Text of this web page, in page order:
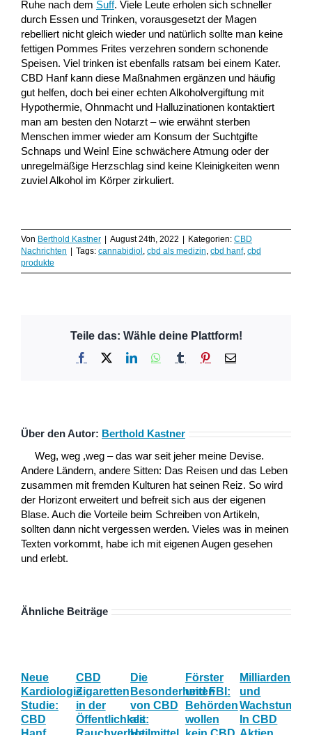
Ruhe nach dem Suff. Viele Leute erholen sich schneller
durch Essen und Trinken, vorausgesetzt der Magen
rebelliert nicht gleich wieder und natürlich sollte man keine
fettigen Pommes Frites verzehren sondern schonende
Speisen. Viel trinken ist ebenfalls ratsam bei einem Kater.
CBD Hanf kann diese Maßnahmen ergänzen und häufig
gut helfen, doch bei einer echten Alkoholvergiftung mit
Hypothermie, Ohnmacht und Halluzinationen kontaktiert
man am besten den Notarzt – wie erwähnt sterben
Menschen immer wieder am Konsum der Suchtgifte
Schnaps und Wein! Eine schwächere Atmung oder der
unregelmäßige Herzschlag sind keine Kleinigkeiten wenn
zuviel Alkohol im Körper zirkuliert.
Von Berthold Kastner August 24th, 2022 Kategorien: CBD
Nachrichten
Tags: cannabidiol , cbd als medizin, cbd hanf, cbd
produkte
Teile das: Wähle deine Plattform!
Facebook LinkedInWhatsApp
Tumblr Pinterest
E-
Über den Autor: Berthold Kastner
Weg, weg ,weg – das war seit jeher meine Devise.
Andere Ländern, andere Sitten: Das Reisen und das Leben
zusammen mit fremden Kulturen hat seinen Reiz. So wird
der Horizont erweitert und befreit sich aus der eigenen
Blase. Auch die Vorteile beim Schreiben von Artikeln,
sollten dann nicht vergessen werden. Vieles was in meinen
Texten vorkommt, habe ich mit eigenen Augen gesehen
und erlebt.
Ähnliche Beiträge
Neue
Kardiologie
Studie:
CBD
CBD
Zigaretten
in der
Öffentlichkeit:
Die
Besonderheiten
von CBD
als
Förster
und FBI:
Behörden
wollen
und
Wachstum:
In CBD